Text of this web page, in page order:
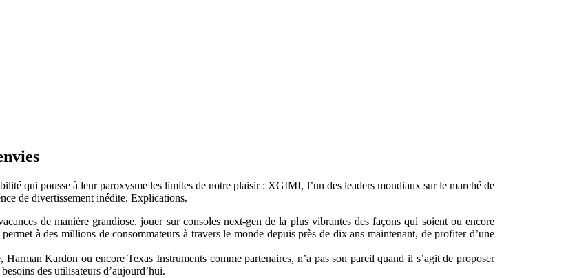
qui pousse à leur paroxysme les limites de notre plaisir : XGIMI, l’un des leaders mondiaux sur le marché de
de divertissement inédite. Explications.
de manière grandiose, jouer sur consoles next-gen de la plus vibrantes des façons qui soient ou encore
à des millions de consommateurs à travers le monde depuis près de dix ans maintenant, de profiter d’une
Kardon ou encore Texas Instruments comme partenaires, n’a pas son pareil quand il s’agit de proposer
des utilisateurs d’aujourd’hui.